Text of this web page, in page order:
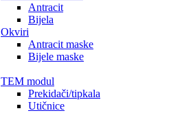
Antracit
Bijela
Okviri
Antracit maske
Bijele maske
TEM modul
Prekidači/tipkala
Utičnice